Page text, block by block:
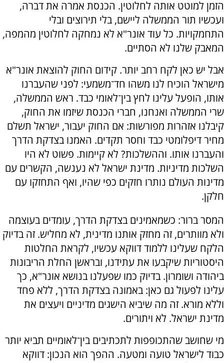
הזמן למוטט אותה לחלוטין. הכנסת אמרה את דברה,
ועכשיו תור הממשלה ליישם, בלי תירוצים ובלי
התחמקויות. כל עוד אונר"א לא נמחקה לחלוטין מהמפה,
המאבק שלנו לא הסתיים.
אבל יש כאן לקח רחב יותר. קידום החוק להוצאת אונר"א
מישראל הוכיח לנו משהו חד־משמעי: לפני שהעברנו
אותו, הופעל עלינו לחץ בין־לאומי כבד. ראש הממשלה,
שרי הממשלה ואנחנו, חברי הכנסת שיזמו את החוק,
קיבלנו אזהרות מפורשות: אם החוק יעבור, ישראל תשלם
מחיר דיפלומטי כבד וחסר תקדים. האמנו בצדקת הדרך
והעברנו אותו. וההשלכות? לא קיימות. פשוט לא היו
השלכות מדיניות. מדינת ישראל לא נענשה, הקשרים עם
מדינות העולם נותרו חזקים כפי שהיו, ואף התחזקו עם
חלקן.
המסר ברור: כשמאמינים בצדקת הדרך, עומדים בעוצמה
ולא מוותרים, זה מחזק אותנו מדינית, לא מחליש. זה בדיוק
הלקח שעלינו ללמוד דווקא עכשיו, לקראת החלטות
היסטוריות שיקבעו את עתידנו, ובראשן החלת הריבונות
ביהודה ושומרון. בדיוק כמו שפעלנו בנושא אונר"א, כך
עלינו לפעול גם כאן: באמונה בצדקת הדרך, ללא פחד
וללא מורא. זה מה שיביא הישגים מדיניים ויעצים את
מדינת ישראל. לא ויתורים.
מי שחושב שהתכופפות לתכתיבים בין־לאומיים תביא יותר
כבוד לישראל טועה ומטעה. ההפך הוא הנכון: דווקא